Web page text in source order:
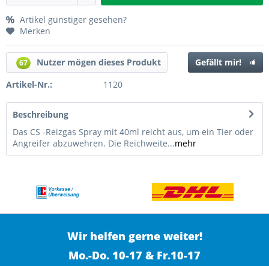
Artikel günstiger gesehen?
Merken
67 Nutzer mögen dieses Produkt
Gefällt mir!
Artikel-Nr.:
1120
Beschreibung
Das CS -Reizgas Spray mit 40ml reicht aus, um ein Tier oder
Angreifer abzuwehren. Die Reichweite...mehr
Wir helfen gerne weiter!
Mo.-Do. 10-17 & Fr.10-17